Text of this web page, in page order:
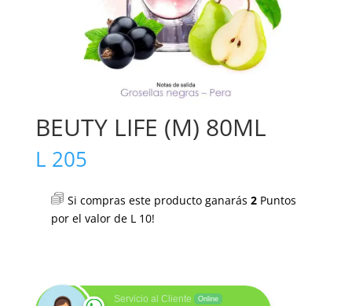
BEUTY LIFE (M) 80ML
L 205
Si compras este producto ganarás 2Puntos
por el valor de L10!
Servicio al Cliente Online